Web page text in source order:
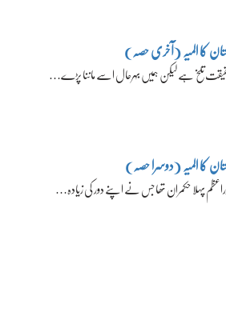
کا المیہ (آخری حصہ)
تلخ ہے لیکن ہمیں بہرحال اسے ماننا پڑے…
کا المیہ (دوسرا حصہ)
پہلا حکمران تھا جس نے اپنے دور کی زیادہ…